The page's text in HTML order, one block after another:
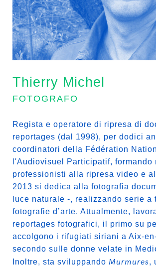
Thierry Michel
FOTOGRAFO
Regista e operatore di ripresa di
reportages (dal 1998), per dodici
coordinatori della Fédération
l'Audiovisuel Participatif, formando
professionisti alla ripresa video e
2013 si dedica alla fotografia
luce naturale -, realizzando serie a
fotografie d’arte. Attualmente,
reportages fotografici, il primo su
accolgono i rifugiati siriani a Aix-
secondo sulle donne velate in
Inoltre, sta sviluppando Murmures,